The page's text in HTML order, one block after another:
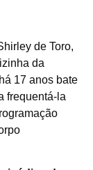
de Toro,
da
17 anos bate
frequentá-la